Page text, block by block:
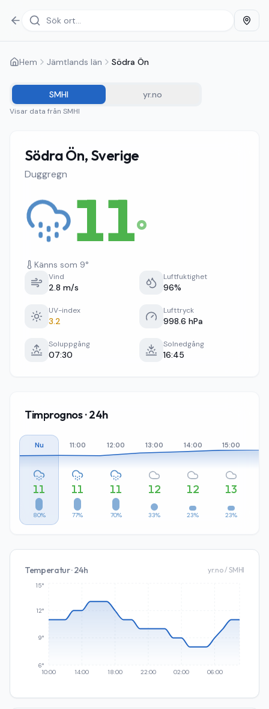
Hem Jämtlands län Södra Ön
SMHI yr.no
Visar data från SMHI
Södra Ön, Sverige
Duggregn
11°
Känns som 9°
Vind
2.8 m/s
Luftfuktighet
96%
UV-index
3.2
Lufttryck
998.6 hPa
Soluppgång
07:30
Solnedgång
16:45
Timprognos · 24h
Nu
11
80%
11:00
11
77%
12:00
11
70%
13:00
12
33%
14:00
12
23%
15:00
13
23%
Temperatur · 24h yr.no / SMHI
10:00 14:00 18:00 22:00 02:00 06:00
6°
9°
12°
15°